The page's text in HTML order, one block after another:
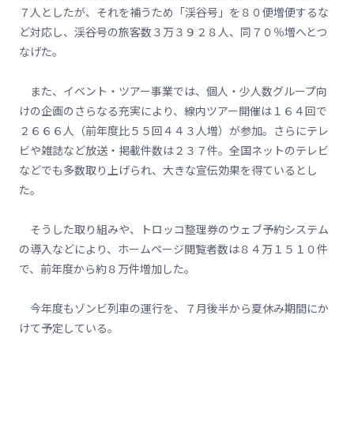
７人としたが、それを補うため「渓谷号」を８０便増便するな
ど対応し、渓谷号の旅客数３万３９２８人、同７０％増へとつ
なげた。
また、イベント・ツアー事業では、個人・少人数グループ向
けの企画のさらなる充実により、線内ツアー開催は１６４回で
２６６６人（前年度比５５回４４３人増）が参加。さらにテレ
ビや雑誌など放送・掲載件数は２３７件。全国ネットのテレビ
などでも多数取り上げられ、大きな宣伝効果を得ているとし
た。
そうした取り組みや、トロッコ整理券のウェブ予約システム
の導入などにより、ホームページ閲覧者数は８４万１５１０件
で、前年度から約８万件増加した。
今年度もゾンビ列車の運行を、７月後半から夏休み期間にか
けて予定している。